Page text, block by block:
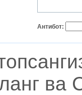
Антибот:
ва